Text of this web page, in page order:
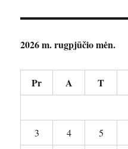
2026 m. rugpjūčio mėn.
Pr A T
3
4 5